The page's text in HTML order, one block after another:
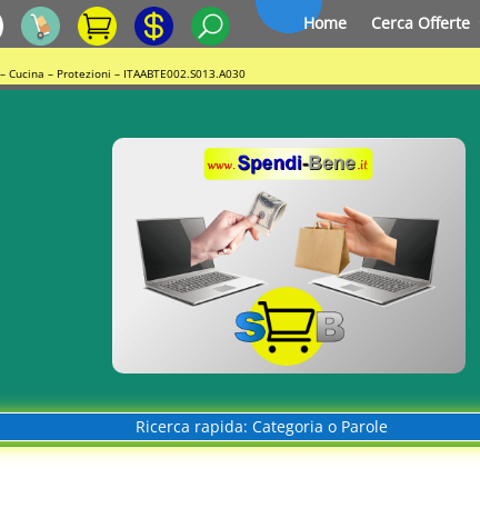
– Protezioni – ITAABTE002.S013.A030
Home Cerca Offerte
Ricerca rapida: Categoria o Parole